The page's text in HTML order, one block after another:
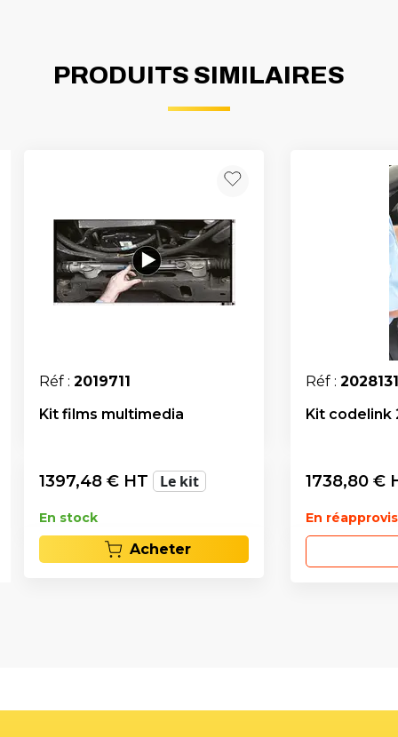
PRODUITS SIMILAIRES
Réf : 2019711
Kit films multimedia
1397,48 € HT Le kit
En stock
Acheter
Réf : 2028131
Kit codelink
1738,80 €
En